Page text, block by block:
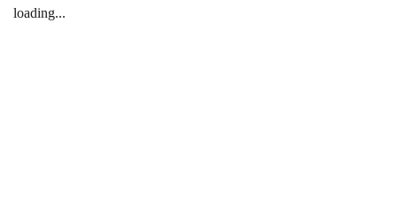
loading...